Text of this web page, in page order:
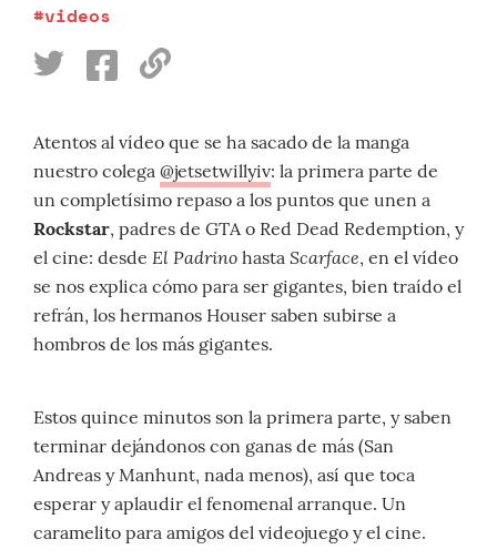
#videos
Atentos al vídeo que se ha sacado de la manga
nuestro colega @jetsetwillyiv: la primera parte de
un completísimo repaso a los puntos que unen a
Rockstar, padres de GTA o Red Dead Redemption, y
el cine: desde El Padrino hasta Scarface, en el vídeo
se nos explica cómo para ser gigantes, bien traído el
refrán, los hermanos Houser saben subirse a
hombros de los más gigantes.
Estos quince minutos son la primera parte, y saben
terminar dejándonos con ganas de más (San
Andreas y Manhunt, nada menos), así que toca
esperar y aplaudir el fenomenal arranque. Un
caramelito para amigos del videojuego y el cine.